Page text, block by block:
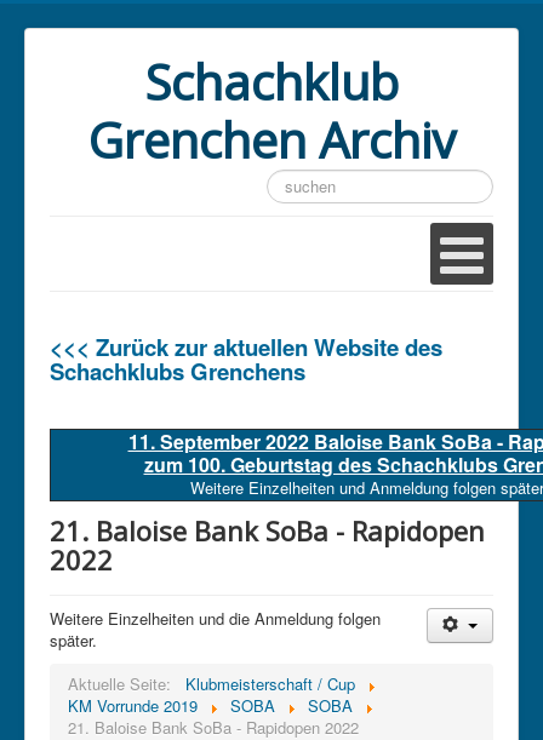
Schachklub
Grenchen Archiv
Suchen
...
<<< Zurück zur aktuellen Website des
Schachklubs Grenchens
11. September 2022 Baloise Bank SoBa -
zum 100. Geburtstag des Schachklubs
Weitere Einzelheiten und Anmeldung folgen
21. Baloise Bank SoBa - Rapidopen
2022
Weitere Einzelheiten und die Anmeldung folgen
später.
Aktuelle Seite:
Klubmeisterschaft / Cup
KM Vorrunde 2019
SOBA
SOBA
21. Baloise Bank SoBa - Rapidopen 2022